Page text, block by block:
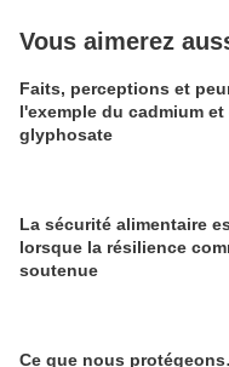
Vous aimerez
Faits, perceptions et
l'exemple du cadmium et
glyphosate
La sécurité alimentaire
lorsque la résilience
soutenue
Ce que nous